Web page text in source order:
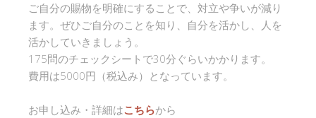
ご自分の賜物を明確にすることで、対立や争いが減り
ます。ぜひご自分のことを知り、自分を活かし、人を
活かしていきましょう。
175問のチェックシートで30分ぐらいかかります。
費用は5000円（税込み）となっています。
お申し込み・詳細はこちらから